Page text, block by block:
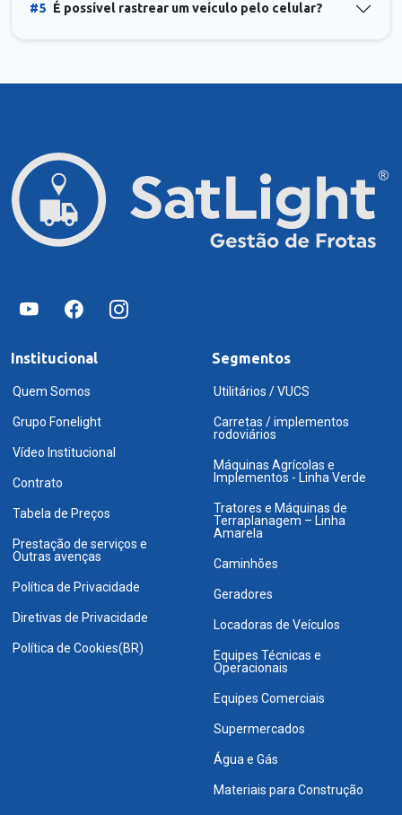
#5 É possível rastrear um veículo pelo celular?
Institucional
Quem Somos
Grupo Fonelight
Vídeo Institucional
Contrato
Tabela de Preços
Prestação de serviços e
Outras avenças
Política de Privacidade
Diretivas de Privacidade
Política de Cookies(BR)
Segmentos
Utilitários / VUCS
Carretas / implementos
rodoviários
Máquinas Agrícolas e
Implementos - Linha Verde
Tratores e Máquinas de
Terraplanagem – Linha
Amarela
Caminhões
Geradores
Locadoras de Veículos
Equipes Técnicas e
Operacionais
Equipes Comerciais
Supermercados
Água e Gás
Materiais para Construção